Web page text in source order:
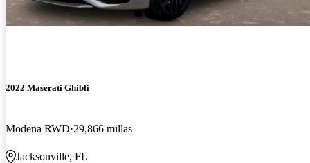
2022 Maserati Ghibli
Modena RWD 29,866 millas
Jacksonville, FL